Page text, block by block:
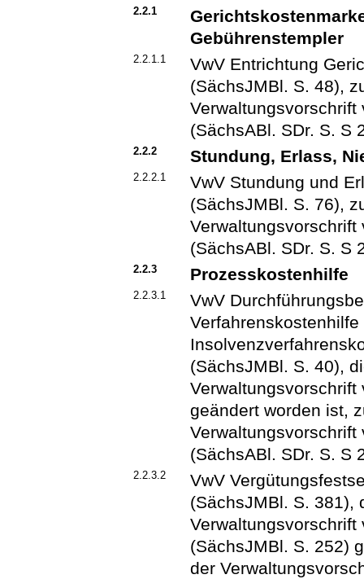
2.2.1
Gebührenstempler
2.2.1.1
VwV Entrichtung
(SächsJMBl. S. 48),
Verwaltungsvorschrift
(SächsABl. SDr. S. S
2.2.2 Stundung, Erlass,
2.2.2.1
VwV Stundung und
(SächsJMBl. S. 76),
Verwaltungsvorschrift
(SächsABl. SDr. S. S
2.2.3 Prozesskostenhilfe
2.2.3.1
VwV
(SächsJMBl. S. 40),
geändert worden ist,
Verwaltungsvorschrift
(SächsABl. SDr. S. S
2.2.3.2
VwV
(SächsJMBl. S. 381),
Verwaltungsvorschrift
(SächsJMBl. S. 252)
der